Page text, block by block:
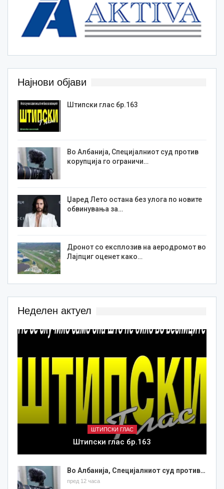
Најнови објави
Штипски глас бр.163
Во Албанија, Специјалниот суд против
корупција го ограничи…
Џаред Лето остана без улога по новите
обвинувања за…
Дронот со експлозив на аеродромот во
Лајпциг оценет како…
Неделен актуел
ШТИПСКИ ГЛАС
Штипски глас бр.163
Во Албанија, Специјалниот суд против…
пред 12 часа